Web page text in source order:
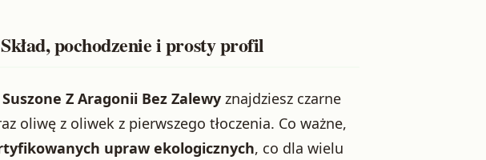
pochodzenie i prosty profil
Z Aragonii Bez Zalewy znajdziesz czarne
oliwę z oliwek z pierwszego tłoczenia. Co ważne,
upraw ekologicznych, co dla wielu